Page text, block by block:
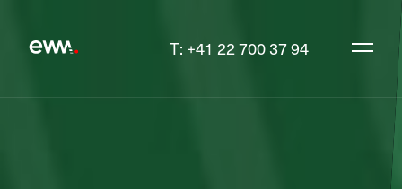
T: +41 22 700 37 94